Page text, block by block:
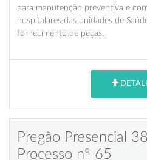
para manutenção preventiva e
hospitalares das unidades de
fornecimento de peças.
Pregão Presencial
Processo nº 65